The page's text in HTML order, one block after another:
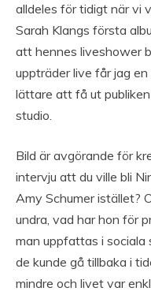
alldeles för tidigt när vi
Sarah Klangs första
att hennes liveshower
uppträder live får jag
lättare att få ut
studio.
Bild är avgörande för
intervju att du ville bli
Amy Schumer istället?
undra, vad har hon för
man uppfattas i sociala
de kunde gå tillbaka i
mindre och livet var